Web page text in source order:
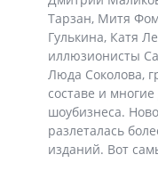
Тарзан, Митя
Гулькина, Катя
иллюзионисты
Люда Соколова,
составе и
шоубизнеса.
разлеталась
изданий. Вот